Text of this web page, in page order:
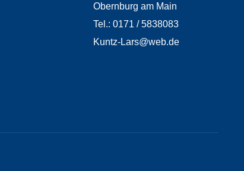
Obernburg am Main
Tel.: 0171 / 5838083
Kuntz-Lars@web.de